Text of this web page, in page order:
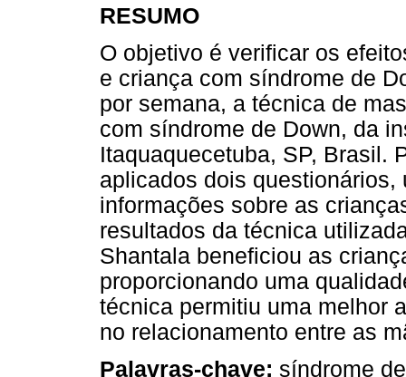
RESUMO
O objetivo é verificar os
e criança com síndrome de
por semana, a técnica de
com síndrome de Down, da
Itaquaquecetuba, SP, Brasil.
aplicados dois
informações sobre as
resultados da técnica
Shantala beneficiou as
proporcionando uma
técnica permitiu uma melhor
no relacionamento entre as
Palavras-chave: síndrome